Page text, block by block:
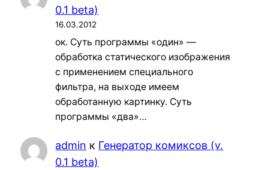
0.1 beta)
16.03.2012
ок. Суть программы «один» —
обработка статического изображения
с применением специального
фильтра, на выходе имеем
обработанную картинку. Суть
программы «два»…
admin к Генератор комиксов (v.
0.1 beta)